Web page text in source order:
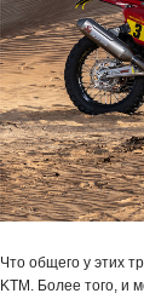
Что общего у этих
KTM. Более того, и